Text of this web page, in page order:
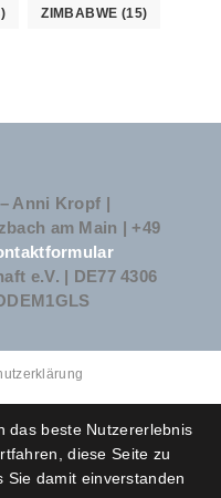
ZIMBABWE (15)
Anni Kropf |
am Main | +49
e.V. | DE77 4306
das beste Nutzererlebnis
diese Seite zu
Sie damit einverstanden